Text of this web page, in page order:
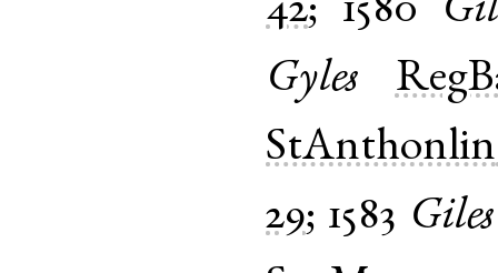
42; 1580
Gyles
StAnthonlin
29; 1583 Giles